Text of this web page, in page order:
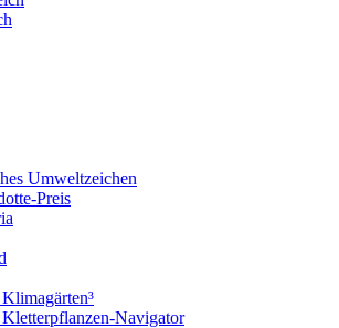
Umweltzeichen
Preis
Navigator